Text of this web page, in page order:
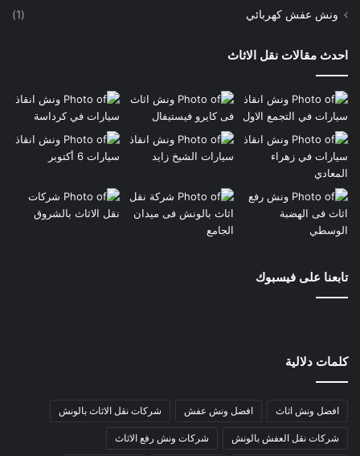
ونش عفش كهربائي
(1)
احدث مقالات نقل الاثاث
تابعنا على فيسبوك
كلمات دلالية
افضل ونش اثاث افضل ونش عفش شركات نقل الاثاث بالونش
شركات نقل العفش بالونش شركات ونش رفع الاثاث